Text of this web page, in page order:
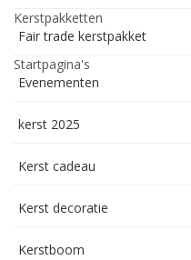
Kerstpakketten
Fair trade kerstpakket
Startpagina's
Evenementen
kerst 2025
Kerst cadeau
Kerst decoratie
Kerstboom